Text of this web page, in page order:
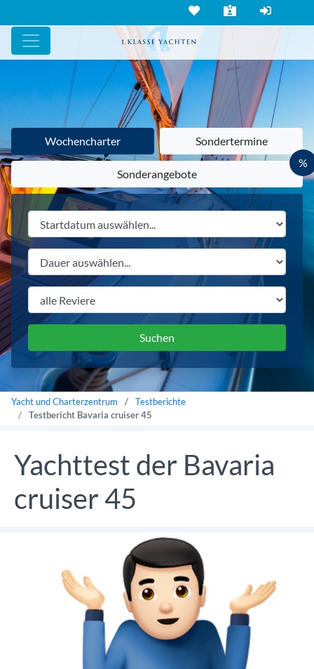
Wochencharter Sondertermine
Sonderangebote
%
Yacht und Charterzentrum
Testberichte
Testbericht Bavaria cruiser 45
Yachttest der Bavaria
cruiser 45